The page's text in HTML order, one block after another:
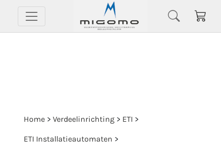
Home > Verdeelinrichting > ETI >
ETI Installatieautomaten >